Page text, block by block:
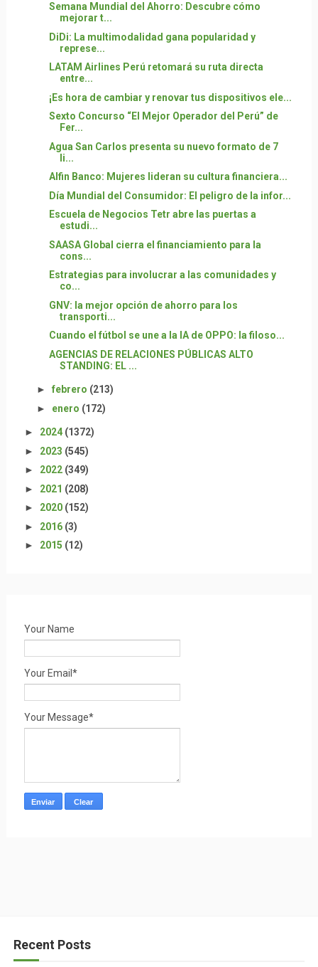
Semana Mundial del Ahorro: Descubre cómo
mejorar t...
DiDi: La multimodalidad gana popularidad y
represe...
LATAM Airlines Perú retomará su ruta directa
entre...
¡Es hora de cambiar y renovar tus dispositivos ele...
Sexto Concurso “El Mejor Operador del Perú” de
Fer...
Agua San Carlos presenta su nuevo formato de 7
li...
Alfin Banco: Mujeres lideran su cultura financiera...
Día Mundial del Consumidor: El peligro de la infor...
Escuela de Negocios Tetr abre las puertas a
estudi...
SAASA Global cierra el financiamiento para la
cons...
Estrategias para involucrar a las comunidades y
co...
GNV: la mejor opción de ahorro para los
transporti...
Cuando el fútbol se une a la IA de OPPO: la filoso...
AGENCIAS DE RELACIONES PÚBLICAS ALTO
STANDING: EL ...
► febrero (213)
► enero (172)
► 2024 (1372)
► 2023 (545)
► 2022 (349)
► 2021 (208)
► 2020 (152)
► 2016 (3)
► 2015 (12)
Your Name
Your Email*
Your Message*
Recent Posts